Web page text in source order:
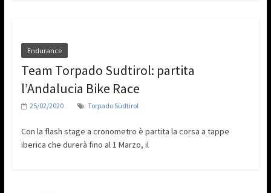
Endurance
Team Torpado Sudtirol: partita
l’Andalucia Bike Race
25/02/2020 Torpado Südtirol
Con la flash stage a cronometro è partita la corsa a tappe
iberica che durerà fino al 1 Marzo, il